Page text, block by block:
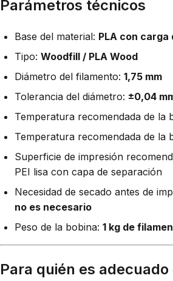
Parámetros técnicos
Base del material: PLA con carga
Tipo: Woodfill / PLA Wood
Diámetro del filamento: 1,75 mm
Tolerancia del diámetro: ±0,04
Temperatura recomendada de la
Temperatura recomendada de la
Superficie de impresión
PEI lisa con capa de separación
Necesidad de secado antes de
no es necesario
Peso de la bobina: 1 kg de
Para quién es